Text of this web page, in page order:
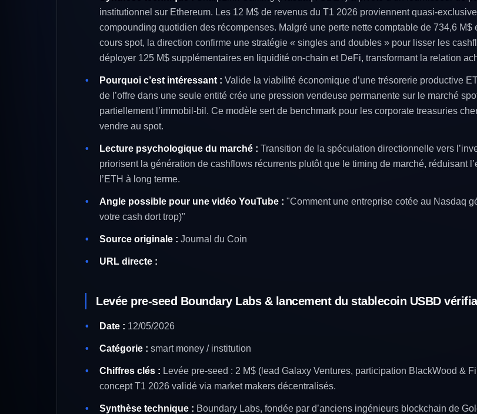
institutionnel sur Ethereum. Les 12 M$ de revenus du T1 2026 proviennent quasi-
compounding quotidien des récompenses. Malgré une perte nette comptable de 734,6
cours spot, la direction confirme une stratégie « singles and doubles » pour lisser les
déployer 125 M$ supplémentaires en liquidité on-chain et DeFi, transformant la relation
Pourquoi c’est intéressant : Valide la viabilité économique d’une trésorerie productive
de l’offre dans une seule entité crée une pression vendeuse permanente sur le marché
partiellement l’immobil-bil. Ce modèle sert de benchmark pour les corporate treasuries
vendre au spot.
Lecture psychologique du marché : Transition de la spéculation directionnelle vers
priorisent la génération de cashflows récurrents plutôt que le timing de marché, réduisant
l’ETH à long terme.
Angle possible pour une vidéo YouTube : "Comment une entreprise cotée au Nasdaq
votre cash dort trop)"
Source originale : Journal du Coin
URL directe :
Levée pre-seed Boundary Labs & lancement du stablecoin USBD
Date : 12/05/2026
Catégorie : smart money / institution
Chiffres clés : Levée pre-seed : 2 M$ (lead Galaxy Ventures, participation BlackWood &
concept T1 2026 validé via market makers décentralisés.
Synthèse technique : Boundary Labs, fondée par d’anciens ingénieurs blockchain de